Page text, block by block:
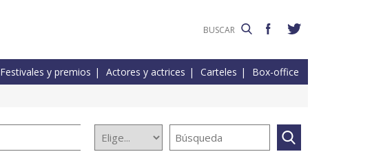
Festivales y premios Actores y actrices Carteles Box-office